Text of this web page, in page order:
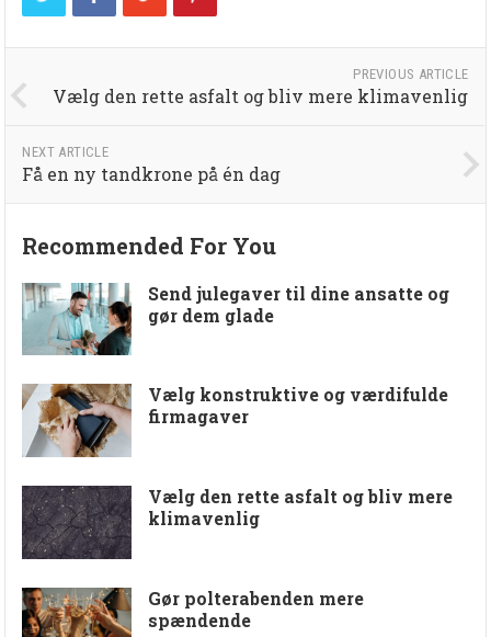
PREVIOUS ARTICLE
Vælg den rette asfalt og bliv mere klimavenlig
NEXT ARTICLE
Få en ny tandkrone på én dag
Recommended For You
Send julegaver til dine ansatte og
gør dem glade
Vælg konstruktive og værdifulde
firmagaver
Vælg den rette asfalt og bliv mere
klimavenlig
Gør polterabenden mere
spændende